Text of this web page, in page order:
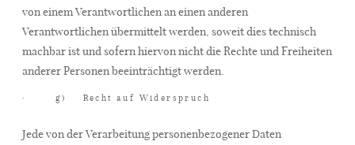
von einem Verantwortlichen an einen anderen
Verantwortlichen übermittelt werden, soweit dies technisch
machbar ist und sofern hiervon nicht die Rechte und Freiheiten
anderer Personen beeinträchtigt werden.
· g) Recht auf Widerspruch
Jede von der Verarbeitung personenbezogener Daten